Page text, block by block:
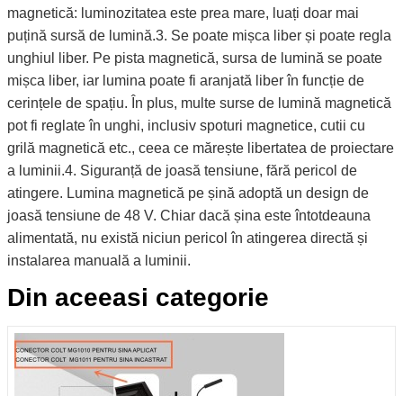
magnetică: luminozitatea este prea mare, luați doar mai
puțină sursă de lumină.3. Se poate mișca liber și poate regla
unghiul liber. Pe pista magnetică, sursa de lumină se poate
mișca liber, iar lumina poate fi aranjată liber în funcție de
cerințele de spațiu. În plus, multe surse de lumină magnetică
pot fi reglate în unghi, inclusiv spoturi magnetice, cutii cu
grilă magnetică etc., ceea ce mărește libertatea de proiectare
a luminii.4. Siguranță de joasă tensiune, fără pericol de
atingere. Lumina magnetică pe șină adoptă un design de
joasă tensiune de 48 V. Chiar dacă șina este întotdeauna
alimentată, nu există niciun pericol în atingerea directă și
instalarea manuală a luminii.
Din aceeasi categorie